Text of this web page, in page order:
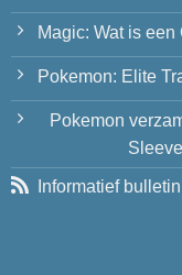
Magic: Wat is
Pokemon: Elite
Pokemon
Informatief bulletin